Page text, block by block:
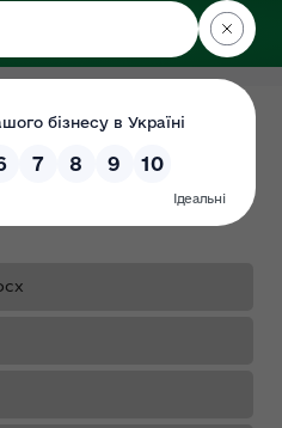
області
до суб’єктів